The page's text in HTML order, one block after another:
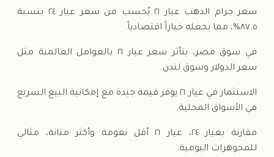
سعر جرام الذهب عيار ٢١ يُحسب من سعر عيار ٢٤ بنسبة
٨٧.٥%، مما يجعله خياراً اقتصادياً.
في سوق مصر، يتأثر سعر عيار ٢١ بالعوامل العالمية مثل
سعر الدولار وسوق لندن.
الاستثمار في عيار ٢١ يوفر قيمة جيدة مع إمكانية البيع السريع
في الأسواق المحلية.
مقارنة بعيار ٢٤، عيار ٢١ أقل نعومة وأكثر متانة، مثالي
للمجوهرات اليومية.